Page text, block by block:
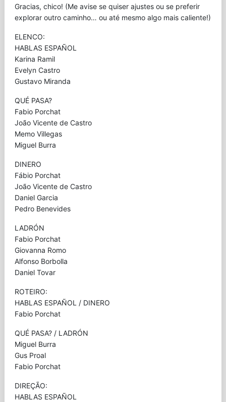
Gracias, chico! (Me avise se quiser ajustes ou se preferir
explorar outro caminho… ou até mesmo algo mais caliente!)
ELENCO:
HABLAS ESPAÑOL
Karina Ramil
Evelyn Castro
Gustavo Miranda
QUÉ PASA?
Fabio Porchat
João Vicente de Castro
Memo Villegas
Miguel Burra
DINERO
Fábio Porchat
João Vicente de Castro
Daniel Garcia
Pedro Benevides
LADRÓN
Fabio Porchat
Giovanna Romo
Alfonso Borbolla
Daniel Tovar
ROTEIRO:
HABLAS ESPAÑOL / DINERO
Fabio Porchat
QUÉ PASA? / LADRÓN
Miguel Burra
Gus Proal
Fabio Porchat
DIREÇÃO:
HABLAS ESPAÑOL